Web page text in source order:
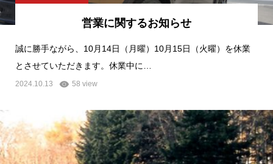
営業に関するお知らせ
誠に勝手ながら、10月14日（月曜）10月15日（火曜）を休業
とさせていただきます。休業中に…
2024.10.13 58 view